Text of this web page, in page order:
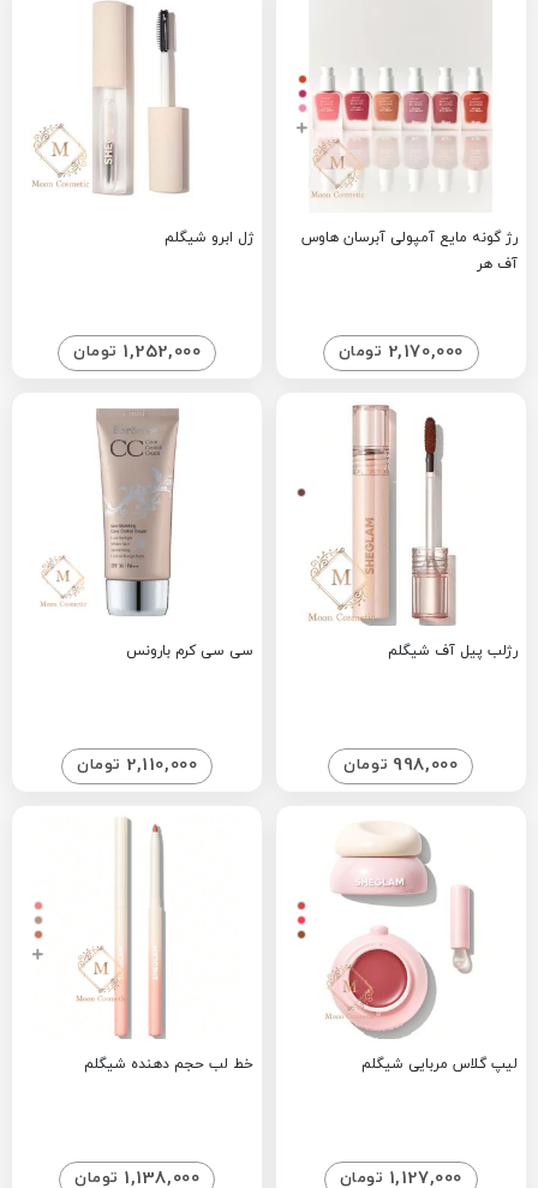
رژ گونه مایع آمپولی آبرسان هاوس
آف هر
2,170,000 تومان
ژل ابرو شیگلم
1,252,000 تومان
رژلب پیل آف شیگلم
998,000 تومان
سی سی کرم بارونس
2,110,000 تومان
لیپ گلاس مربایی شیگلم
1,127,000 تومان
خط لب حجم دهنده شیگلم
1,138,000 تومان